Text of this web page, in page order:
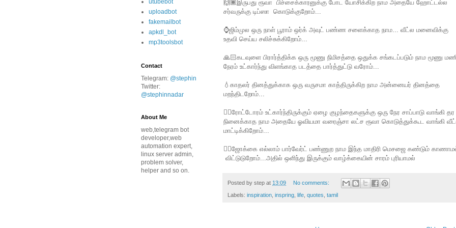
🙌🏾இருபது ரூவா பிச்சைக்காரனுக்கு போட யோசிக்கிற நாம அதையே ஹோட்டல்ல
சர்வருக்கு டிப்ஸா கொடுக்குறோம்...
⌚️ஜிம்முல ஒரு நாள் பூராம் ஒர்க் அவுட் பண்ண சளைக்காத நாம... வீட்ல மனைவிக்கு
உதவி செய்ய சலிச்சுக்கிறோம்...
🙏🏻கடவுளை பிரார்த்திக்க ஒரு மூணு நிமிசத்தை ஒதுக்க சங்கடப்படும் நாம மூணு
நேரம் உட்கார்ந்து விளங்காத படத்தை பார்த்துட்டு வரோம்...
💧காதலர் தினத்துக்காக ஒரு வருசமா காத்திருக்கிற நாம அன்னையர் தினத்தை
மறந்திடறோம்...
👍🏻ரோட்டோரம் உட்கார்ந்திருக்கும் ஏழை குழந்தைகளுக்கு ஒரு நேர சாப்பாடு வாங்கி தர
நினைக்காத நாம அதையே ஓவியமா வரைஞ்சா லட்ச ரூவா கொடுத்துக்கூட வாங்கி
மாட்டிக்கிறோம்...
👍🏻ஜோக்கை எல்லாம் பார்வேர்ட் பண்ணுற நாம இந்த மாதிரி மெசஜை கண்டும்
விட்டுடுறோம்...அதில் ஒளிந்து இருக்கும் வாழ்க்கையின் சாரம் புரியாமல்
Posted by step at 13:09 No comments:
Labels: inspiration inspring life quotes tamil
utubebot
uploadbot
fakemailbot
apkdl_bot
mp3toolsbot
Contact
Telegram: @stephin
Twitter:
@stephinnadar
About Me
web,telegram bot
developer,web
automation expert,
linux server admin,
problem solver,
helper and so on.